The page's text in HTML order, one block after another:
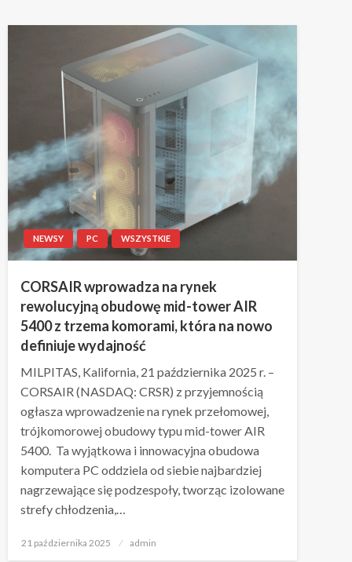
NEWSY PC WSZYSTKIE
CORSAIR wprowadza na rynek
rewolucyjną obudowę mid-tower AIR
5400 z trzema komorami, która na nowo
definiuje wydajność
MILPITAS, Kalifornia, 21 października 2025 r. –
CORSAIR (NASDAQ: CRSR) z przyjemnością
ogłasza wprowadzenie na rynek przełomowej,
trójkomorowej obudowy typu mid-tower AIR
5400. Ta wyjątkowa i innowacyjna obudowa
komputera PC oddziela od siebie najbardziej
nagrzewające się podzespoły, tworząc izolowane
strefy chłodzenia,…
Napisano
21 października 2025 admin